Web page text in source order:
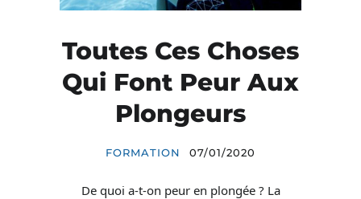
Toutes Ces Choses
Qui Font Peur Aux
Plongeurs
FORMATION 07/01/2020
De quoi a-t-on peur en plongée ? La